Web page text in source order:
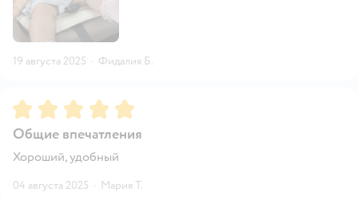
19 августа 2025 · Фидалия Б.
Рейтинг:5
Общие впечатления
Хороший, удобный
04 августа 2025 · Мария Т.